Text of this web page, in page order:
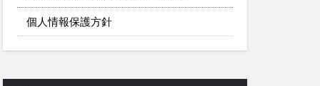
個人情報保護方針